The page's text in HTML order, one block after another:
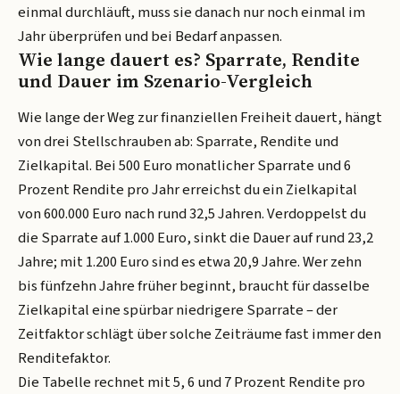
einmal durchläuft, muss sie danach nur noch einmal im
Jahr überprüfen und bei Bedarf anpassen.
Wie lange dauert es? Sparrate, Rendite
und Dauer im Szenario-Vergleich
Wie lange der Weg zur finanziellen Freiheit dauert, hängt
von drei Stellschrauben ab: Sparrate, Rendite und
Zielkapital. Bei 500 Euro monatlicher Sparrate und 6
Prozent Rendite pro Jahr erreichst du ein Zielkapital
von 600.000 Euro nach rund 32,5 Jahren. Verdoppelst du
die Sparrate auf 1.000 Euro, sinkt die Dauer auf rund 23,2
Jahre; mit 1.200 Euro sind es etwa 20,9 Jahre. Wer zehn
bis fünfzehn Jahre früher beginnt, braucht für dasselbe
Zielkapital eine spürbar niedrigere Sparrate – der
Zeitfaktor schlägt über solche Zeiträume fast immer den
Renditefaktor.
Die Tabelle rechnet mit 5, 6 und 7 Prozent Rendite pro